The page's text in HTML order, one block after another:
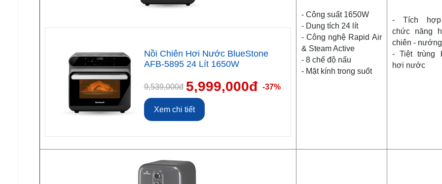
Nồi Chiên Hơi Nước BlueStone
AFB-5895 24 Lít 1650W
9,539,000đ 5,999,000đ -37%
Xem chi tiết
- Công suất 1650W
- Dung tích 24 lít
- Công nghệ Rapid Air
& Steam Active
- 8 chế độ nấu
- Mặt kính trong suốt
- Tích
chức năng
chiên - nướng
- Tiệt trùng
hơi nước